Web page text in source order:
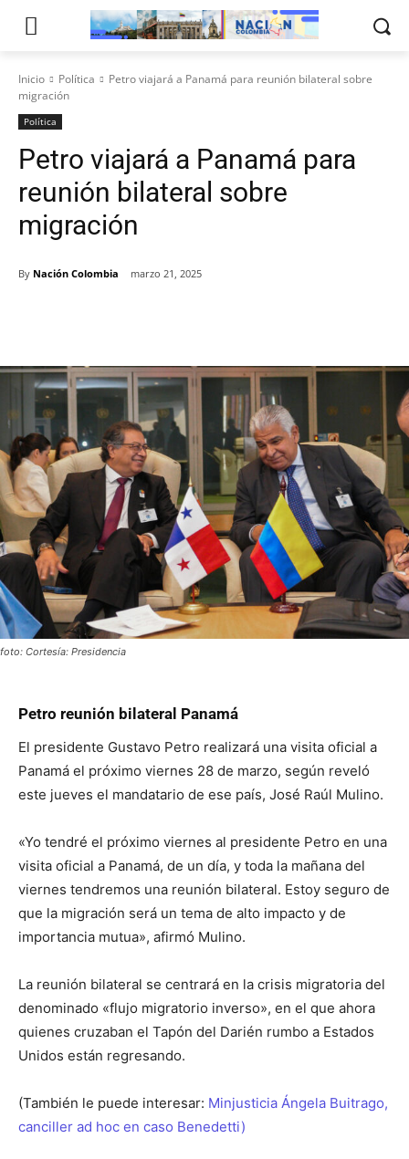
Inicio Política
Petro viajará a Panamá para reunión bilateral sobre
migración
Política
Petro viajará a Panamá para
reunión bilateral sobre
migración
By Nación Colombia marzo 21, 2025
foto: Cortesía: Presidencia
Petro reunión bilateral Panamá
El presidente Gustavo Petro realizará una visita oficial a
Panamá el próximo viernes 28 de marzo, según reveló
este jueves el mandatario de ese país, José Raúl Mulino.
«Yo tendré el próximo viernes al presidente Petro en una
visita oficial a Panamá, de un día, y toda la mañana del
viernes tendremos una reunión bilateral. Estoy seguro de
que la migración será un tema de alto impacto y de
importancia mutua», afirmó Mulino.
La reunión bilateral se centrará en la crisis migratoria del
denominado «flujo migratorio inverso», en el que ahora
quienes cruzaban el Tapón del Darién rumbo a Estados
Unidos están regresando.
(También le puede interesar: Minjusticia Ángela Buitrago,
canciller ad hoc en caso Benedetti)